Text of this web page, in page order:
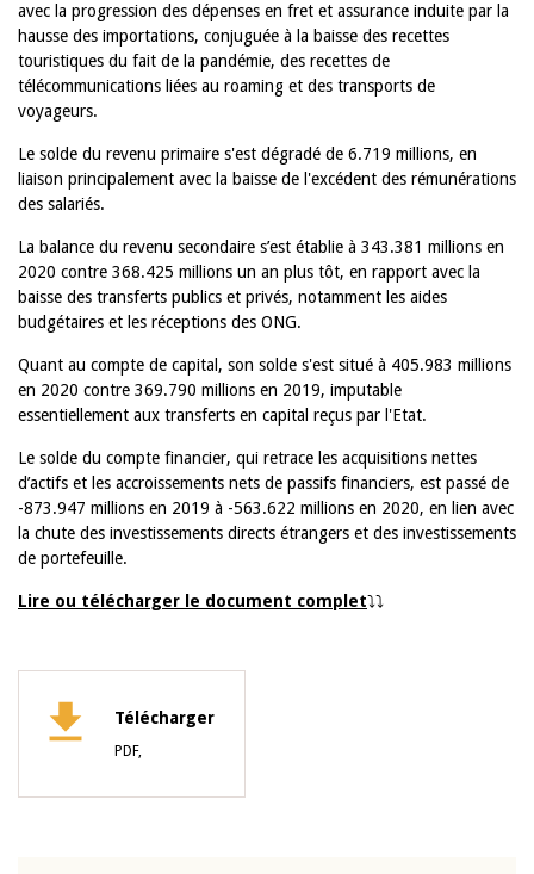
avec la progression des dépenses en fret et assurance induite par la
hausse des importations, conjuguée à la baisse des recettes
touristiques du fait de la pandémie, des recettes de
télécommunications liées au roaming et des transports de
voyageurs.
Le solde du revenu primaire s'est dégradé de 6.719 millions, en
liaison principalement avec la baisse de l'excédent des rémunérations
des salariés.
La balance du revenu secondaire s’est établie à 343.381 millions en
2020 contre 368.425 millions un an plus tôt, en rapport avec la
baisse des transferts publics et privés, notamment les aides
budgétaires et les réceptions des ONG.
Quant au compte de capital, son solde s'est situé à 405.983 millions
en 2020 contre 369.790 millions en 2019, imputable
essentiellement aux transferts en capital reçus par l'Etat.
Le solde du compte financier, qui retrace les acquisitions nettes
d’actifs et les accroissements nets de passifs financiers, est passé de
-873.947 millions en 2019 à -563.622 millions en 2020, en lien avec
la chute des investissements directs étrangers et des investissements
de portefeuille.
Lire ou télécharger le document complet⤵️⤵️
Télécharger
PDF,